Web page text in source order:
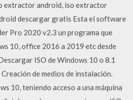
extractor android, iso extractor
descargar gratis Esta el software
Pro 2020 v2.3 un programa que
10, office 2016 a 2019 etc desde
ISO de Windows 10 o 8.1
de medios de instalación.
10, teniendo acceso a una máquina